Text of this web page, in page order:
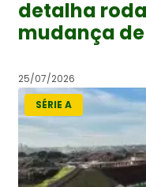
detalha
mudança
25/07/2026
SÉRIE A